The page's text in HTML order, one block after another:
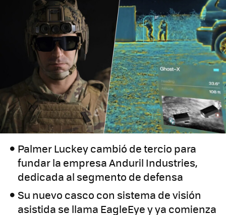
Palmer Luckey cambió de tercio para
fundar la empresa Anduril Industries,
dedicada al segmento de defensa
Su nuevo casco con sistema de visión
asistida se llama EagleEye y ya comienza